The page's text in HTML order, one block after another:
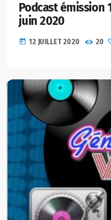
Podcast émission
juin 2020
today 12 JUILLET 2020 20